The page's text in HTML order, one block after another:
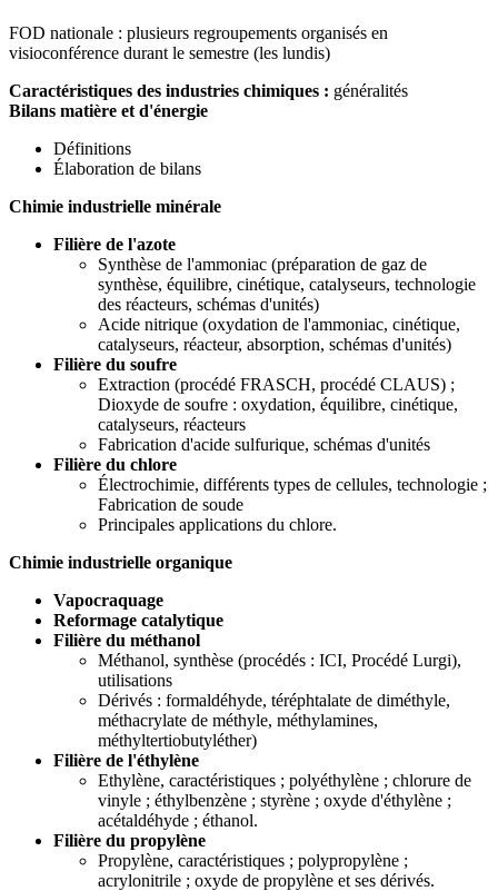
FOD nationale : plusieurs regroupements organisés en
visioconférence durant le semestre (les lundis)
Caractéristiques des industries chimiques : généralités
Bilans matière et d'énergie
Définitions
Élaboration de bilans
Chimie industrielle minérale
Filière de l'azote
Synthèse de l'ammoniac (préparation de gaz de
synthèse, équilibre, cinétique, catalyseurs, technologie
des réacteurs, schémas d'unités)
Acide nitrique (oxydation de l'ammoniac, cinétique,
catalyseurs, réacteur, absorption, schémas d'unités)
Filière du soufre
Extraction (procédé FRASCH, procédé CLAUS) ;
Dioxyde de soufre : oxydation, équilibre, cinétique,
catalyseurs, réacteurs
Fabrication d'acide sulfurique, schémas d'unités
Filière du chlore
Électrochimie, différents types de cellules, technologie ;
Fabrication de soude
Principales applications du chlore.
Chimie industrielle organique
Vapocraquage
Reformage catalytique
Filière du méthanol
Méthanol, synthèse (procédés : ICI, Procédé Lurgi),
utilisations
Dérivés : formaldéhyde, téréphtalate de diméthyle,
méthacrylate de méthyle, méthylamines,
méthyltertiobutyléther)
Filière de l'éthylène
Ethylène, caractéristiques ; polyéthylène ; chlorure de
vinyle ; éthylbenzène ; styrène ; oxyde d'éthylène ;
acétaldéhyde ; éthanol.
Filière du propylène
Propylène, caractéristiques ; polypropylène ;
acrylonitrile ; oxyde de propylène et ses dérivés.